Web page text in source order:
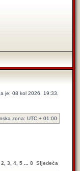
je: 08 kol 2026, 19:33.
zona: UTC + 01:00
2 3 4 5 8 Sljedeća